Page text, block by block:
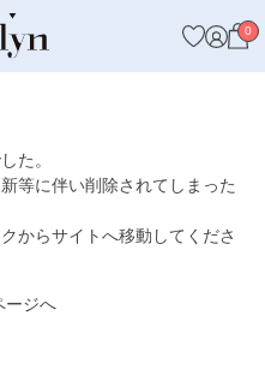
0
た。
等に伴い削除されてしまった
からサイトへ移動してくださ
ージへ